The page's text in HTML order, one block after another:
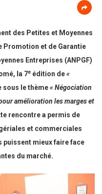
des Petites et Moyennes
Promotion et de Garantie
Entreprises (ANPGF)
la 7e édition de«
sous le thème« Négociation
amélioration les marges et
rencontre a permis de
et commerciales
puissent mieux faire face
du marché.